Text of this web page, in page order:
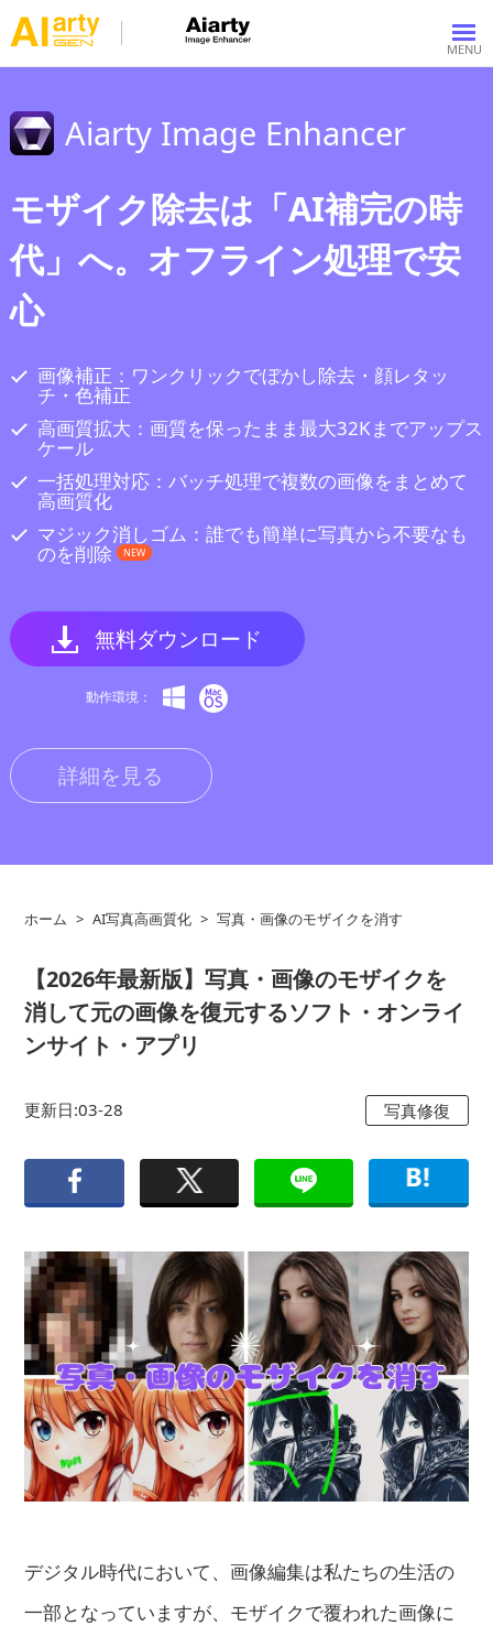
Aiarty Image Enhancer
モザイク除去は「AI補完の時
代」へ。オフライン処理で安
心
画像補正：ワンクリックでぼかし除去・顔レタッ
チ・色補正
高画質拡大：画質を保ったまま最大32Kまでアップス
ケール
一括処理対応：バッチ処理で複数の画像をまとめて
高画質化
マジック消しゴム：誰でも簡単に写真から不要なも
のを削除 NEW
無料ダウンロード
動作環境：
詳細を見る
ホーム > AI写真高画質化 > 写真・画像のモザイクを消す
【2026年最新版】写真・画像のモザイクを
消して元の画像を復元するソフト・オンライ
ンサイト・アプリ
更新日:03-28 写真修復
デジタル時代において、画像編集は私たちの生活の
一部となっていますが、モザイクで覆われた画像に